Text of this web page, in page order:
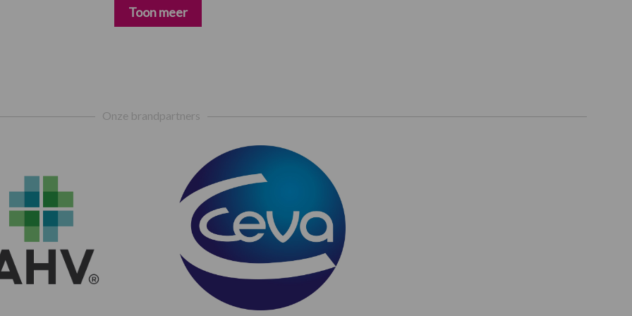
Toon meer
Onze brandpartners